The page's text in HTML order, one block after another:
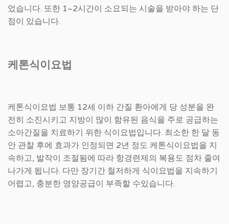
었습니다. 또한 1~2시간이 소요되는 시술을 받아야 하는 단
점이 있습니다.
케톤식이요법
케톤식이요법 보통 12세 이하 간질 환아에게 당 성분을 완
전히 소진시키고 지방이 많이 함유된 음식을 주로 공급하는
소아간질을 치료하기 위한 식이요법입니다. 최소한 한 달 동
안 관찰 후에 효과가 인정되면 2년 정도 케톤식이요법을 지
속하고, 발작이 조절됨에 따라 항경련제의 복용도 점차 줄여
나가게 됩니다. 다만 장기간 철저하게 식이요법을 지속하기
어렵고, 충분한 영양공급이 부족할 수있습니다.